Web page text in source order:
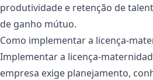
produtividade e retenção de
de ganho mútuo.
Como implementar a licença-
Implementar a licença-
empresa exige planejamento,